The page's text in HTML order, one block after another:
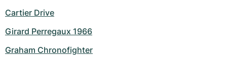
Cartier Drive
Girard Perregaux 1966
Graham Chronofighter